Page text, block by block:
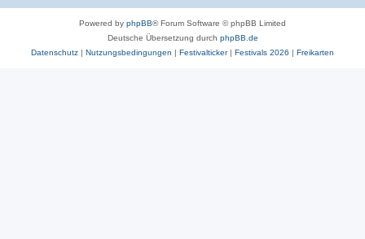
Powered by phpBB® Forum Software © phpBB Limited
Deutsche Übersetzung durch phpBB.de
Datenschutz | Nutzungsbedingungen | Festivalticker| Festivals 2026 | Freikarten